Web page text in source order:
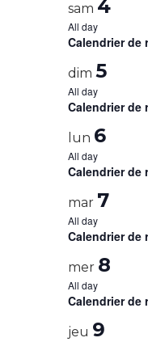
sam 4
All day
Calendrier de
dim 5
All day
Calendrier de
lun 6
All day
Calendrier de
mar 7
All day
Calendrier de
mer 8
All day
Calendrier de
jeu 9